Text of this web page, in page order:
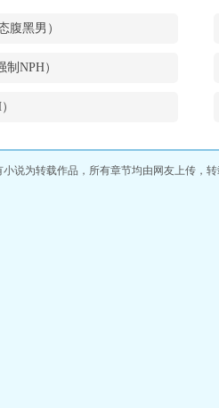
腹黑男）
NPH）
小说为转载作品，所有章节均由网友上传，